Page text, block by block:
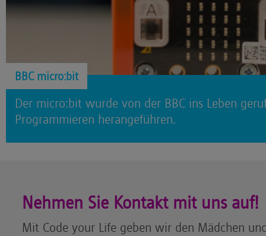
BBC micro:bit
Der micro:bit wurde von der BBC ins Leben
Programmieren herangeführen.
Nehmen Sie Kontakt mit uns auf!
Mit Code your Life geben wir den Mädchen